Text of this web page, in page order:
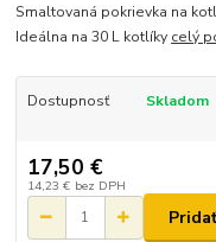
Smaltovaná pokrievka na
Ideálna na 30 L kotlíky celý
Dostupnosť Skladom
17,50 €
14,23 € bez DPH